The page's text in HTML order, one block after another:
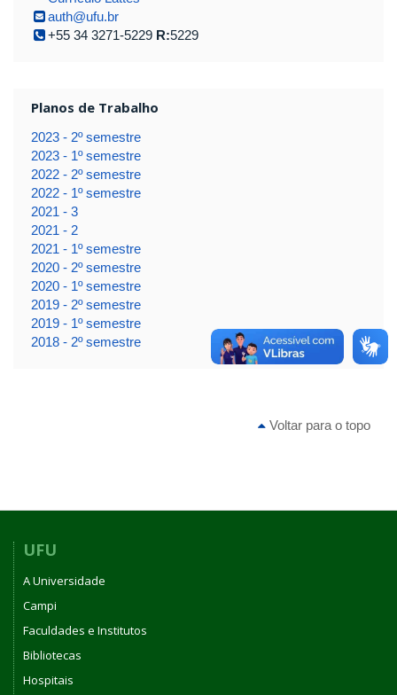
auth@ufu.br
+55 34 3271-5229 R:5229
Planos de Trabalho
2023 - 2º semestre
2023 - 1º semestre
2022 - 2º semestre
2022 - 1º semestre
2021 - 3
2021 - 2
2021 - 1º semestre
2020 - 2º semestre
2020 - 1º semestre
2019 - 2º semestre
2019 - 1º semestre
2018 - 2º semestre
Voltar para o topo
UFU
A Universidade
Campi
Faculdades e Institutos
Bibliotecas
Hospitais